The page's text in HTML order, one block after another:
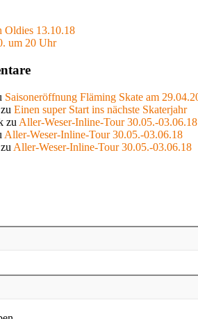
Oldies 13.10.18
um 20 Uhr
Saisoneröffnung Fläming Skate am
zu Einen super Start ins nächste Skaterjahr
zu Aller-Weser-Inline-Tour 30.05.-03.06.18
Aller-Weser-Inline-Tour 30.05.-03.06.18
zu Aller-Weser-Inline-Tour 30.05.-03.06.18